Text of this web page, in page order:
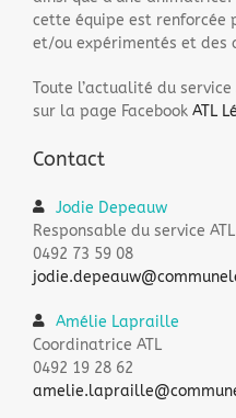
cette équipe est renforcée
et/ou expérimentés et des
Toute l’actualité du
sur la page Facebook ATL
Contact
Jodie Depeauw
Responsable du service ATL
0492 73 59 08
Amélie Lapraille
Coordinatrice ATL
0492 19 28 62